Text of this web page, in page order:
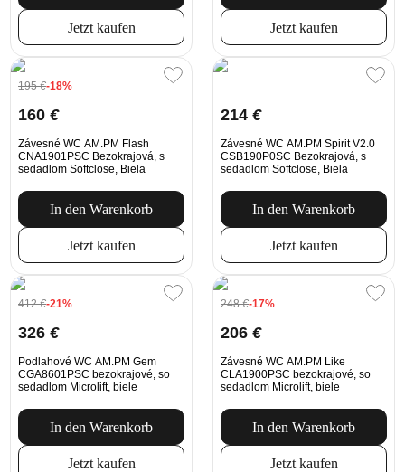
Jetzt kaufen Jetzt kaufen
195€-18%
160 €
Závesné WC AM.PM Flash
CNA1901PSC Bezokrajová, s
sedadlom Softclose, Biela
In den Warenkorb
Jetzt kaufen
214 €
Závesné WC AM.PM Spirit V2.0
CSB190P0SC Bezokrajová, s
sedadlom Softclose, Biela
In den Warenkorb
Jetzt kaufen
412€-21%
326 €
Podlahové WC AM.PM Gem
CGA8601PSC bezokrajové, so
sedadlom Microlift, biele
In den Warenkorb
Jetzt kaufen
248€-17%
206 €
Závesné WC AM.PM Like
CLA1900PSC bezokrajové, so
sedadlom Microlift, biele
In den Warenkorb
Jetzt kaufen